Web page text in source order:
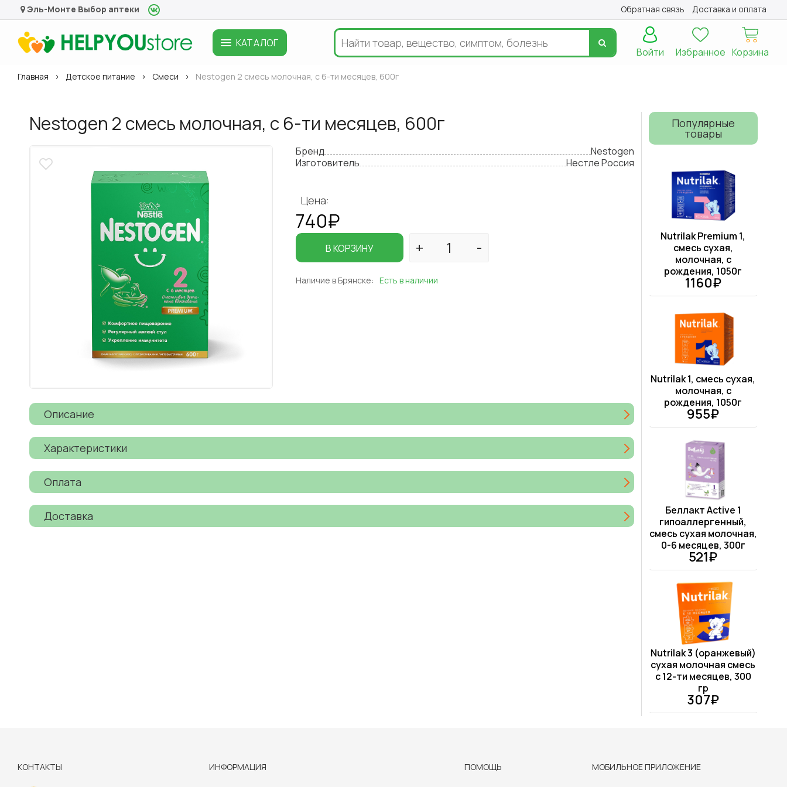
Эль-Монте Выбор аптеки Обратная связь Доставка и оплата
КАТАЛОГ
Корзина
Избранное
Войти
Главная Детское питание Смеси Nestogen 2 смесь молочная, с 6-ти месяцев, 600г
Nestogen 2 смесь молочная, с 6-ти месяцев, 600г
Бренд
Nestogen
Изготовитель
Нестле Россия
Цена:
740₽
В КОРЗИНУ
Наличие в Брянске: Есть в наличии
Описание
Характеристики
Оплата
Доставка
Популярные
товары
Nutrilak Premium 1,
смесь сухая,
молочная, с
рождения, 1050г
1160₽
Nutrilak 1, смесь сухая,
молочная, с
рождения, 1050г
955₽
Беллакт Active 1
гипоаллергенный,
смесь сухая молочная,
0-6 месяцев, 300г
521₽
Nutrilak 3 (оранжевый)
сухая молочная смесь
с 12-ти месяцев, 300
гр
307₽
КОНТАКТЫ ИНФОРМАЦИЯ ПОМОЩЬ МОБИЛЬНОЕ ПРИЛОЖЕНИЕ